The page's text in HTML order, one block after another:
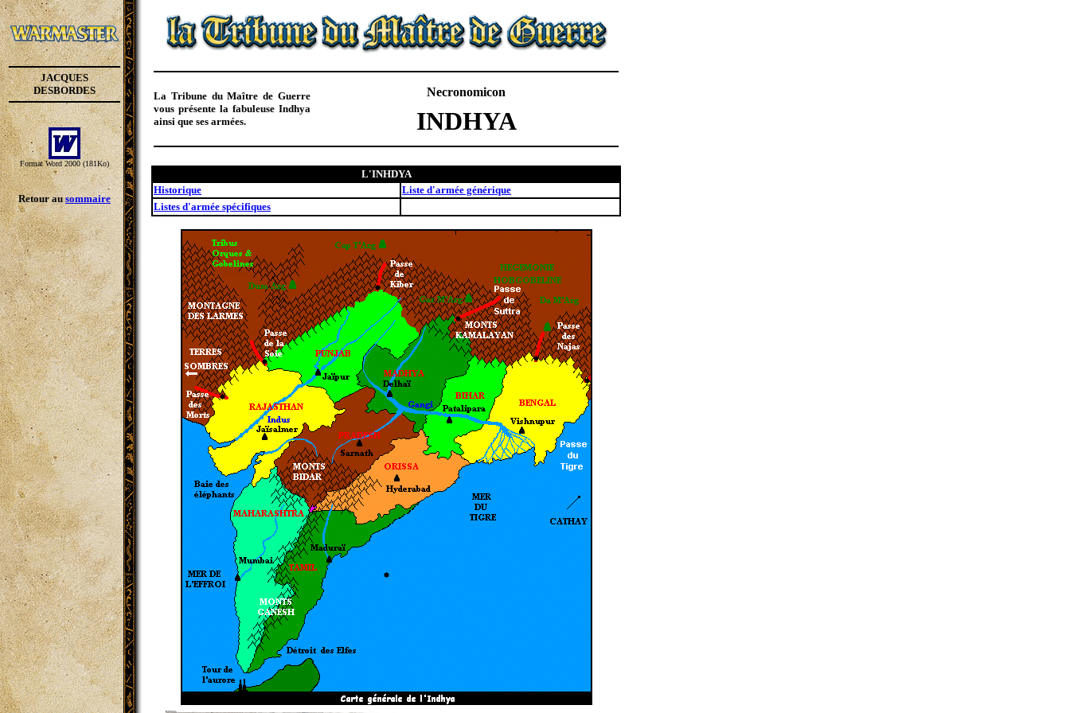
JACQUES
DESBORDES
Format Word 2000 (181Ko)
Retour ausommaire
La Tribune du Maître de Guerre
vous présente la fabuleuse Indhya
ainsi que ses armées.
Necronomicon
INDHYA
L'INHDYA
Historique
Liste d'armée générique
Listes d'armée spécifiques